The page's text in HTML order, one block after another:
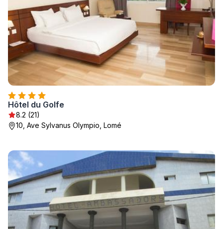
Hôtel du Golfe
8.2 (21)
10, Ave Sylvanus Olympio, Lomé